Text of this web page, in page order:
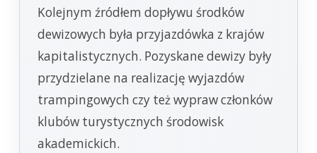
Kolejnym źródłem dopływu środków
dewizowych była przyjazdówka z krajów
kapitalistycznych. Pozyskane dewizy były
przydzielane na realizację wyjazdów
trampingowych czy też wypraw członków
klubów turystycznych środowisk
akademickich.